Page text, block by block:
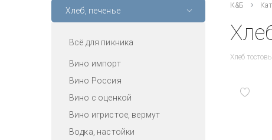
Хлеб, печенье
Всё для пикника
Вино импорт
Вино Россия
Вино с оценкой
Вино игристое, вермут
Водка, настойки
К&Б
Хлеб